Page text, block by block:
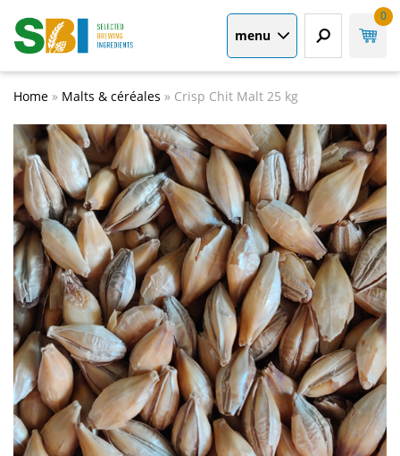
menu
0
Home » Malts & céréales » Crisp Chit Malt 25 kg